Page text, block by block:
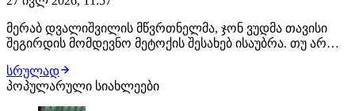
მერაბ დვალიშვილის მწვრთნელმა, ჯონ ვუდმა თავისი
შეგირდის მომდევნო მეტოქის შესახებ ისაუბრა. თუ არ
მებრძოლის შემდეგი მოწინააღმდეგე კვლავ პიოტრ იანი
იქნება. შეგახსენებთ, ეს მათი მე-3 ჩხუბი გამოვა. "თუ იანის
მხრიდან რაიმე არ შეიცვალა, დვალიშვილი…
სრულად
პოპულარული სიახლეები